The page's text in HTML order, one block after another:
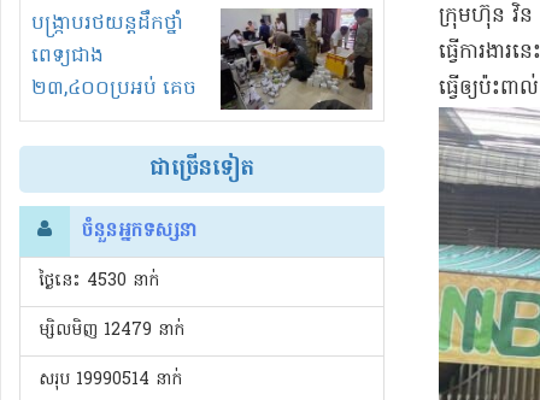
រំខានទាំងយប់ទាំងថ្ងៃ
បង្ក្រាបរថយន្តដឹកថ្នាំ
ពេទ្យជាង
២៣,៤០០ប្រអប់ គេច
ពន្ធនិងអត់ច្បាប់នាំ
ចូល!?
ជាច្រើនទៀត
ចំនួនអ្នកទស្សនា
ថ្ងៃនេះ​ 4530 នាក់
ម្សិលមិញ 12479 នាក់
សរុប 19990514 នាក់
ក្រុមហ៊ុន វិ​ន
ធ្វើការ​ងា
ធ្វើ​ឲ្យ​ប៉ះព